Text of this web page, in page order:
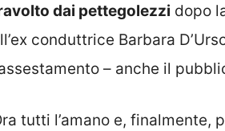
dai pettegolezzi dopo
conduttrice Barbara
– anche il
tutti l’amano e, finalmente,